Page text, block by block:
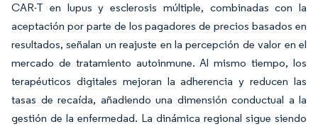
CAR-T en lupus y esclerosis múltiple, combinadas con la
aceptación por parte de los pagadores de precios basados en
resultados, señalan un reajuste en la percepción de valor en el
mercado de tratamiento autoinmune. Al mismo tiempo, los
terapéuticos digitales mejoran la adherencia y reducen las
tasas de recaída, añadiendo una dimensión conductual a la
gestión de la enfermedad. La dinámica regional sigue siendo